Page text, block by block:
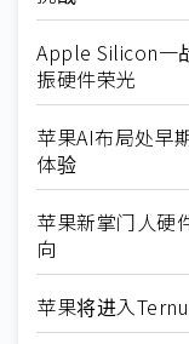
Apple Silicon一
振硬件荣光
苹果AI布局处
体验
苹果新掌门人
向
苹果将进入